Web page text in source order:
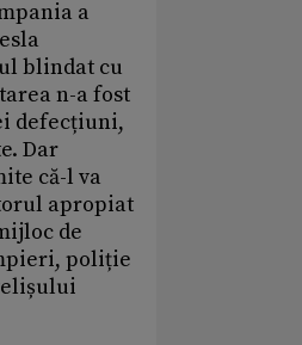
a
blindat cu
n-a fost
defecțiuni,
Dar
că-l va
apropiat
de
poliție